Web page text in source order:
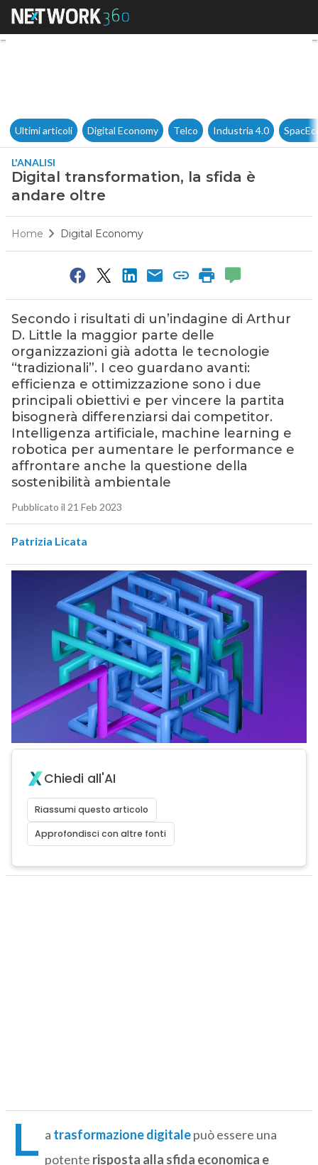
Digital transformation, la
Ultimi articoli Digital Economy Telco Industria 4.0
L'ANALISI
Digital transformation, la sfida è
andare oltre
Home Digital Economy
Secondo i risultati di un’indagine di Arthur
D. Little la maggior parte delle
organizzazioni già adotta le tecnologie
“tradizionali”. I ceo guardano avanti:
efficienza e ottimizzazione sono i due
principali obiettivi e per vincere la partita
bisognerà differenziarsi dai competitor.
Intelligenza artificiale, machine learning e
robotica per aumentare le performance e
affrontare anche la questione della
sostenibilità ambientale
Pubblicato il 21 Feb 2023
Patrizia Licata
Chiedi all'AI
Riassumi questo articolo
Approfondisci con altre fonti
L a trasformazione digitalepuò essere una
potente risposta alla sfida economica e